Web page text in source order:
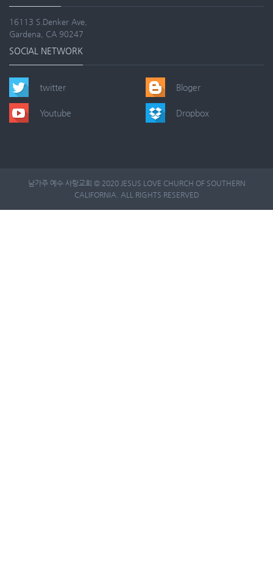
16113 S.Denker Ave,
Gardena, CA 90247
SOCIAL NETWORK
twitter
Youtube
Bloger
Dropbox
남가주 예수 사랑교회 © 2020 JESUS LOVE CHURCH OF SOUTHERN
CALIFORNIA. ALL RIGHTS RESERVED